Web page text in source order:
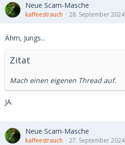
Neue Scam-Masche
kaffeestrauch 28. September 2024
Ähm, Jungs...
Zitat
Mach einen eigenen Thread auf.
JA.
Neue Scam-Masche
kaffeestrauch 27. September 2024